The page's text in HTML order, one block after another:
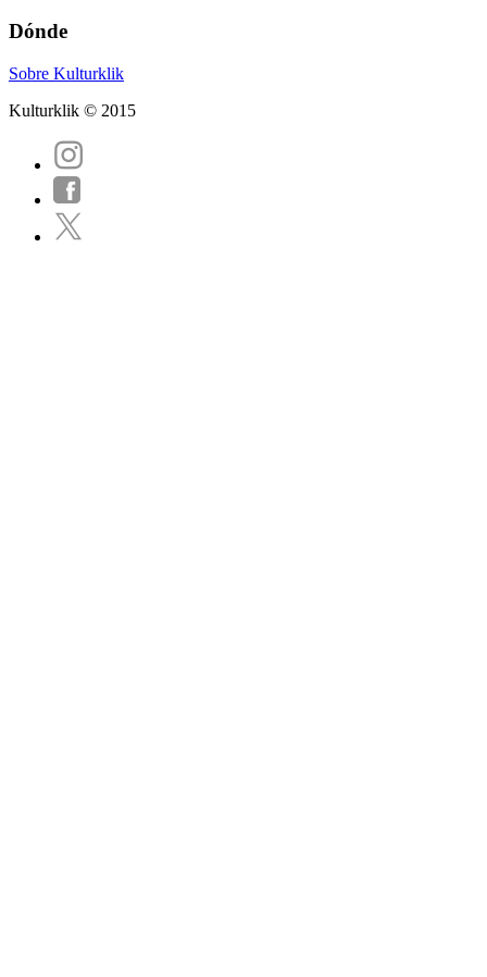
Dónde
Sobre Kulturklik
Kulturklik © 2015